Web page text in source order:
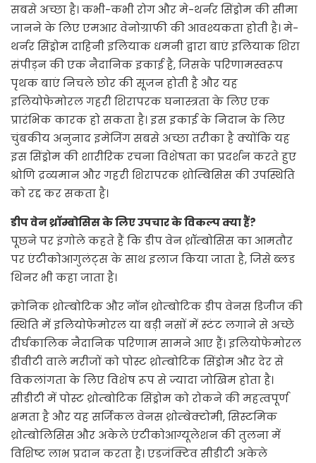
सबसे अच्छा है। कभी-कभी रोग और मे-थर्नर सिंड्रोम की सीमा
जानने के लिए एमआर वेनोग्राफी की आवश्यकता होती है। मे-
थर्नर सिंड्रोम दाहिनी इलियाक धमनी द्वारा बाएं इलियाक शिरा
संपीड़न की एक नैदानिक ​​इकाई है, जिसके परिणामस्वरूप
पृथक बाएं निचले छोर की सूजन होती है और यह
इलियोफेमोरल गहरी शिरापरक घनास्त्रता के लिए एक
प्रारंभिक कारक हो सकता है। इस इकाई के निदान के लिए
चुंबकीय अनुनाद इमेजिंग सबसे अच्छा तरीका है क्योंकि यह
इस सिंड्रोम की शारीरिक रचना विशेषता का प्रदर्शन करते हुए
श्रोणि द्रव्यमान और गहरी शिरापरक थ्रोम्बिसिस की उपस्थिति
को रद्द कर सकता है।
डीप वेन थ्रॉम्बोसिस के लिए उपचार के विकल्प क्या हैं?
पूछने पर इंगोले कहते हैं कि डीप वेन थ्रॉम्बोसिस का आमतौर
पर एंटीकोआगुलंट्स के साथ इलाज किया जाता है, जिसे ब्लड
थिनर भी कहा जाता है।
क्रोनिक थ्रोम्बोटिक और नॉन थ्रोम्बोटिक डीप वेनस डिजीज की
स्थिति में इलियोफेमोरल या बड़ी नसों में स्टंट लगाने से अच्छे
दीर्घकालिक नैदानिक ​​परिणाम सामने आए हैं। इलियोफेमोरल
डीवीटी वाले मरीजों को पोस्ट थ्रोम्बोटिक सिंड्रोम और देर से
विकलांगता के लिए विशेष रूप से ज्यादा जोखिम होता है।
सीडीटी में पोस्ट थ्रोम्बोटिक सिंड्रोम को रोकने की महत्वपूर्ण
क्षमता है और यह सर्जिकल वेनस थ्रोम्बेक्टोमी, सिस्टमिक
थ्रोम्बोलिसिस और अकेले एंटीकोआग्यूलेशन की तुलना में
विशिष्ट लाभ प्रदान करता है। एडजंक्टिव सीडीटी अकेले